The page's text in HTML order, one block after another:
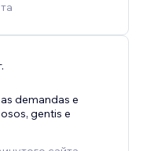
demandas e
gentis e